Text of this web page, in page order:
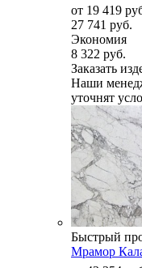
от 19 419
27 741 руб.
Экономия
8 322 руб.
Заказать
Наши
уточнят
Быстрый
Мрамор